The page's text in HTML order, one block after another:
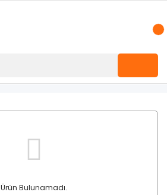
Ürün Bulunamadı.